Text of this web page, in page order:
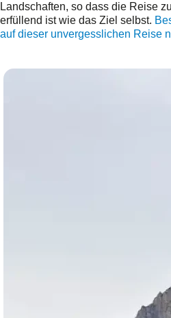
Landschaften, so dass die Reise
erfüllend ist wie das Ziel selbst.
auf dieser unvergesslichen Reise